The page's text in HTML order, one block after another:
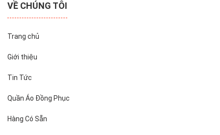
-Miễn phí vận chuyển khi đặt đồng phục thực phẩm - quần
áo thực phẩm tại cty May Việt An từ đơn hàng 30 bộ quần
như hình,
phẩm chi tiết...
VỀ CHÚNG TÔI
Trang chủ
Giới thiệu
Tin Tức
Quần Áo Đồng Phục
Hàng Có Sẵn